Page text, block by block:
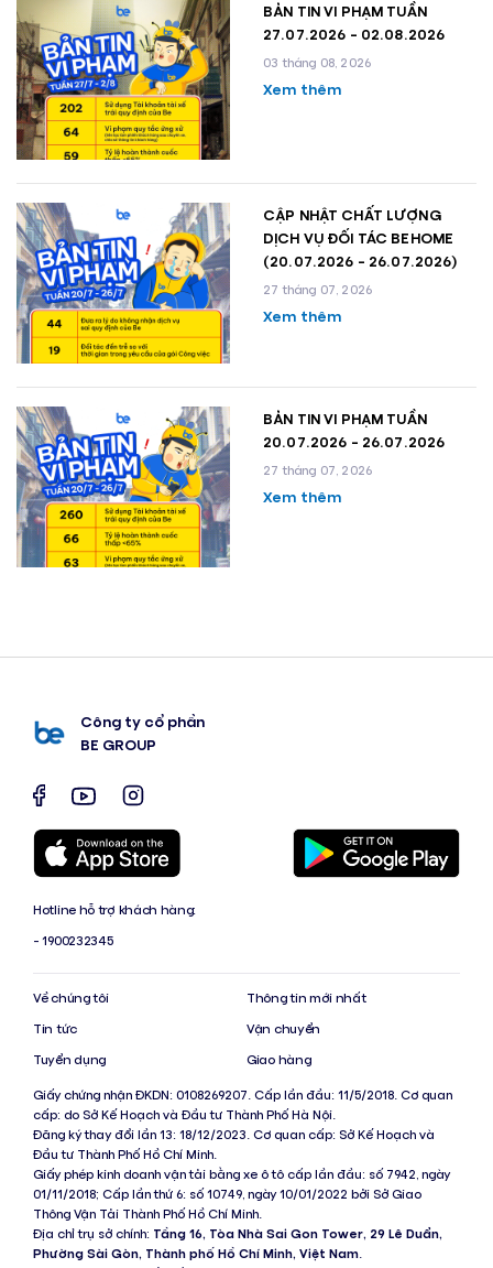
BẢN TIN VI PHẠM TUẦN
27.07.2026 - 02.08.2026
03 tháng 08, 2026
Xem thêm
CẬP NHẬT CHẤT LƯỢNG
DỊCH VỤ ĐỐI TÁC BEHOME
(20.07.2026 - 26.07.2026)
27 tháng 07, 2026
Xem thêm
BẢN TIN VI PHẠM TUẦN
20.07.2026 - 26.07.2026
27 tháng 07, 2026
Xem thêm
Công ty cổ phần
BE GROUP
Hotline hỗ trợ khách hàng:
- 1900232345
Về chúng tôi
Tin tức
Tuyển dụng
Thông tin mới nhất
Vận chuyển
Giao hàng
Giấy chứng nhận ĐKDN: 0108269207. Cấp lần đầu: 11/5/2018. Cơ quan
cấp: do Sở Kế Hoạch và Đầu tư Thành Phố Hà Nội.
Đăng ký thay đổi lần 13: 18/12/2023. Cơ quan cấp: Sở Kế Hoạch và
Đầu tư Thành Phố Hồ Chí Minh.
Giấy phép kinh doanh vận tải bằng xe ô tô cấp lần đầu: số 7942, ngày
01/11/2018; Cấp lần thứ 6: số 10749, ngày 10/01/2022 bởi Sở Giao
Thông Vận Tải Thành Phố Hồ Chí Minh.
Địa chỉ trụ sở chính: Tầng 16, Tòa Nhà Sai Gon Tower, 29 Lê Duẩn,
Phường Sài Gòn, Thành phố Hồ Chí Minh, Việt Nam.